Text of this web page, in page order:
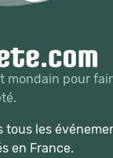
mondain pour
tous les
en France.